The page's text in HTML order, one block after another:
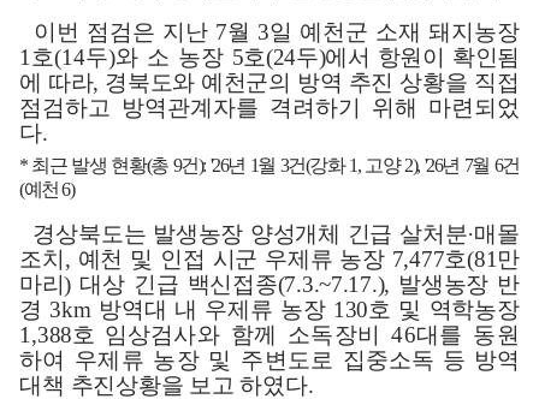
이번 점검은 지난 7월 3일 예천군 소재 돼지농장
1 호(14두)와 소 농장 5호(24두)에서 항원이 확인됨
에 따라, 경북도와 예천군의 방역 추진 상황을 직접
점검하고 방역관계자를 격려하기 위해 마련되었
다.
* 최근 발생 현황(총 9건): '26년 1월 3건(강화1, 고양2), '26년 7월 6건
(예천6)
경상북도는 발생농장 양성개체 긴급 살처분·매몰
조치, 예천 및 인접 시군 우제류 농장 7,477호(81 만
마리) 대상 긴급 백신접종(7.3.~7.17.), 발생농장 반
경 3km 방역대 내 우제류 농장 130호 및 역학농장
1,388호 임상검사와 함께 소독장비46대를 동원
하여 우제류 농장 및 주변도로 집중소독 등 방역
대책 추진상황을 보고 하였다.